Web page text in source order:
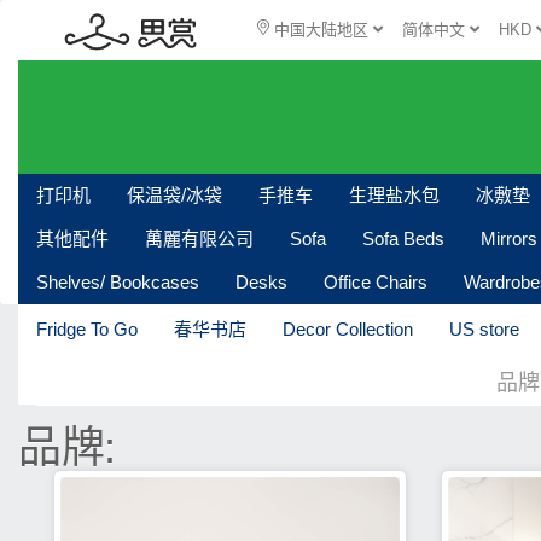
中国大陆地区 简体中文 HKD
打印机 保温袋/冰袋 手推车 生理盐水包 冰敷垫
其他配件 萬麗有限公司 Sofa Sofa Beds Mirrors
Shelves/ Bookcases Desks Office Chairs
Fridge To Go 春华书店 Decor Collection US store
品
品牌: